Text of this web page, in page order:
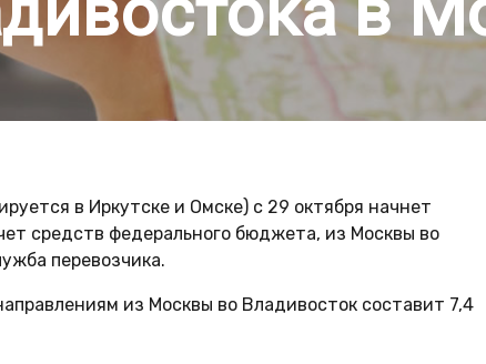
в Иркутске и Омске) с 29 октября начнет
средств федерального бюджета, из Москвы во
перевозчика.
из Москвы во Владивосток составит 7,4